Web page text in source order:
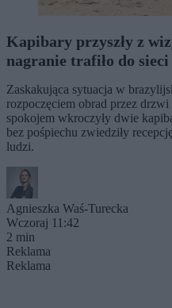
Kapibary przyszły z
nagranie trafiło do sieci
Zaskakująca sytuacja w
rozpoczęciem obrad przez
spokojem wkroczyły dwie
bez pośpiechu zwiedziły
ludzi.
Agnieszka Waś-Turecka
Wczoraj 11:42
2 min
Reklama
Reklama